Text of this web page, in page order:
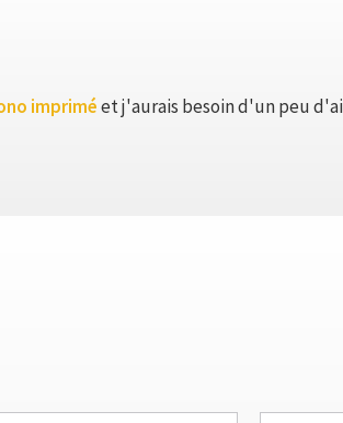
impriméet j'aurais besoin d'un peu